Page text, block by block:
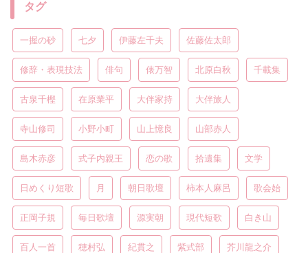
タグ
一握の砂 七夕 伊藤左千夫 佐藤佐太郎
修辞・表現技法 俳句 俵万智 北原白秋 千載集
古泉千樫 在原業平 大伴家持 大伴旅人
寺山修司 小野小町 山上憶良 山部赤人
島木赤彦 式子内親王 恋の歌 拾遺集 文学
日めくり短歌 月 朝日歌壇 柿本人麻呂 歌会始
正岡子規 毎日歌壇 源実朝 現代短歌 白き山
百人一首 穂村弘 紀貫之 紫式部 芥川龍之介